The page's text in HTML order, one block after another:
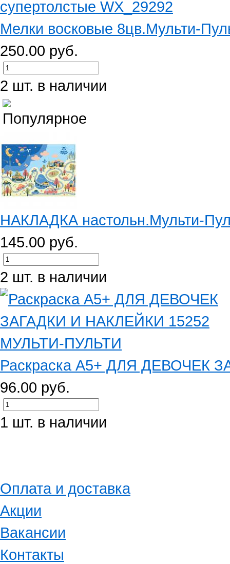
Мелки восковые 8цв.Мульти-
250.00 руб.
2 шт. в наличии
НАКЛАДКА настольн.Мульти-
145.00 руб.
2 шт. в наличии
Раскраска А5+ ДЛЯ ДЕВОЧЕК
96.00 руб.
1 шт. в наличии
Оплата и доставка
Акции
Вакансии
Контакты